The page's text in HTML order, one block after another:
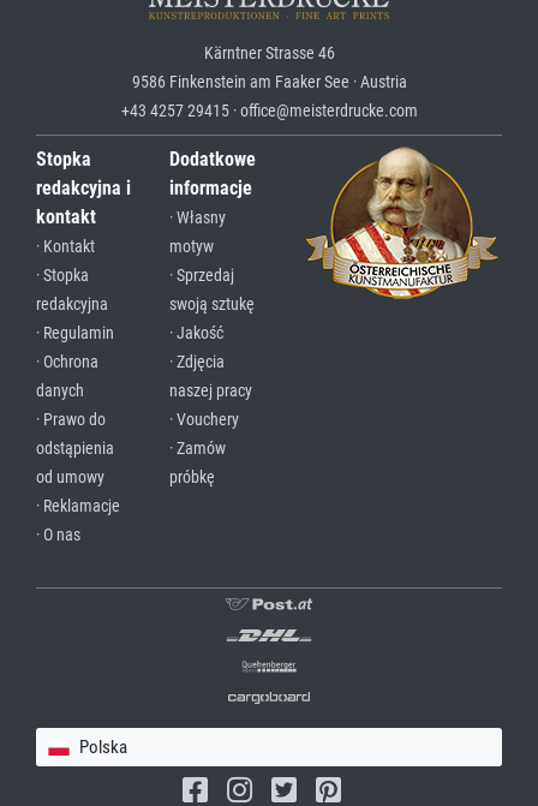
Kärntner Strasse 46
9586 Finkenstein am Faaker See · Austria
+43 4257 29415 · office@meisterdrucke.com
Stopka
redakcyjna i
kontakt
· Kontakt
· Stopka
redakcyjna
· Regulamin
· Ochrona
danych
· Prawo do
odstąpienia
od umowy
· Reklamacje
· O nas
Dodatkowe
informacje
· Własny
motyw
· Sprzedaj
swoją sztukę
· Jakość
· Zdjęcia
naszej pracy
· Vouchery
· Zamów
próbkę
Polska